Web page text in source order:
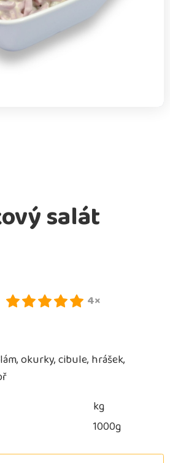
salát
4×
okurky, cibule, hrášek,
kg
1000g